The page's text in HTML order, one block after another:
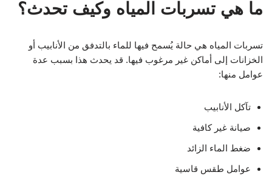
ما هي تسربات المياه وكيف تحدث؟
تسربات المياه هي حالة يُسمح فيها للماء بالتدفق من الأنابيب أو
الخزانات إلى أماكن غير مرغوب فيها. قد يحدث هذا بسبب عدة
عوامل منها:
تآكل الأنابيب
صيانة غير كافية
ضغط الماء الزائد
عوامل طقس قاسية